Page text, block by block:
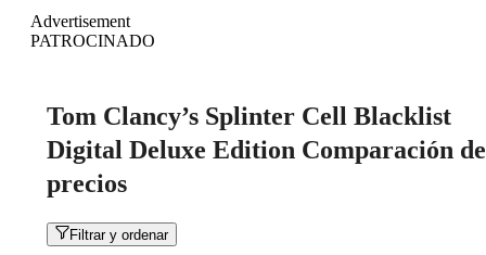
Advertisement
PATROCINADO
Tom Clancy’s Splinter Cell Blacklist
Digital Deluxe Edition Comparación de
precios
Filtrar y ordenar